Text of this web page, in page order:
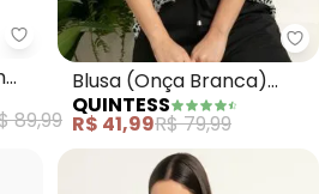
Quintess - Blusa (Off White)
89,99
Blusa (Onça Branca)
com Mangas Curtas
QUINTESS
R$ 41,99R$ 79,99